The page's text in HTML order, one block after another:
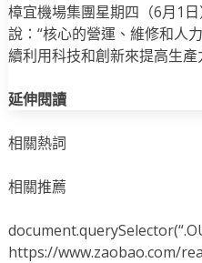
樟宜機場集團星期四（6月1
說：“核心的營運、維修和人
續利用科技和創新來提高生
延伸閱讀
相關熱詞
相關推薦
https://www.zaobao.com/